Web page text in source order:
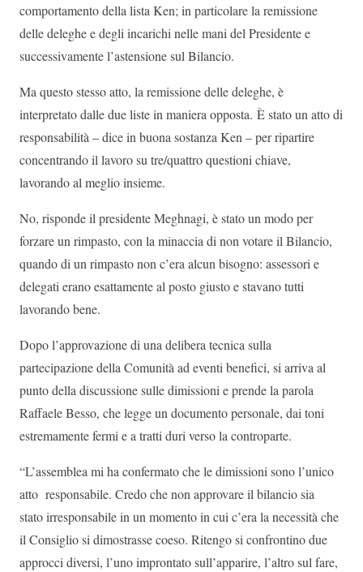
comportamento della lista Ken; in particolare la remissione
delle deleghe e degli incarichi nelle mani del Presidente e
successivamente l’astensione sul Bilancio.
Ma questo stesso atto, la remissione delle deleghe, è
interpretato dalle due liste in maniera opposta. È stato un atto di
responsabilità – dice in buona sostanza Ken – per ripartire
concentrando il lavoro su tre/quattro questioni chiave,
lavorando al meglio insieme.
No, risponde il presidente Meghnagi, è stato un modo per
forzare un rimpasto, con la minaccia di non votare il Bilancio,
quando di un rimpasto non c’era alcun bisogno: assessori e
delegati erano esattamente al posto giusto e stavano tutti
lavorando bene.
Dopo l’approvazione di una delibera tecnica sulla
partecipazione della Comunità ad eventi benefici, si arriva al
punto della discussione sulle dimissioni e prende la parola
Raffaele Besso, che legge un documento personale, dai toni
estremamente fermi e a tratti duri verso la controparte.
“L’assemblea mi ha confermato che le dimissioni sono l’unico
atto responsabile. Credo che non approvare il bilancio sia
stato irresponsabile in un momento in cui c’era la necessità che
il Consiglio si dimostrasse coeso. Ritengo si confrontino due
approcci diversi, l’uno improntato sull’apparire, l’altro sul fare,